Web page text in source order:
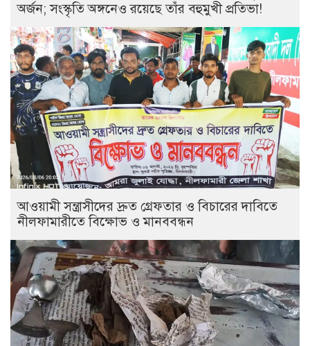
অর্জন; সংস্কৃতি অঙ্গনেও রয়েছে তাঁর বহুমুখী প্রতিভা!
আওয়ামী সন্ত্রাসীদের দ্রুত গ্রেফতার ও বিচারের দাবিতে
নীলফামারীতে বিক্ষোভ ও মানববন্ধন